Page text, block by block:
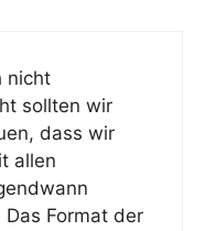
nicht
sollten wir
dass wir
allen
Format der